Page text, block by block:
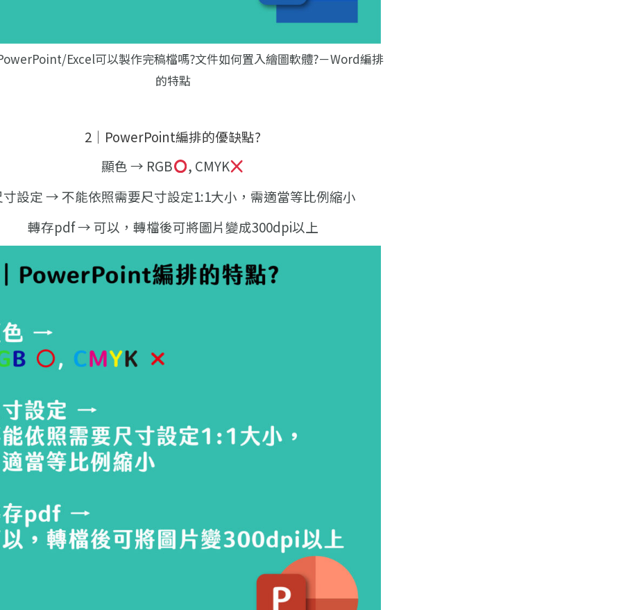
Excel可以製作完稿檔嗎?文件如何置入繪圖軟體?－Word編排
的特點
2｜PowerPoint編排的優缺點?
顯色 → RGB
, CMYK
寸設定 → 不能依照需要尺寸設定1:1大小，需適當等比例縮小
轉存pdf → 可以，轉檔後可將圖片變成300dpi以上